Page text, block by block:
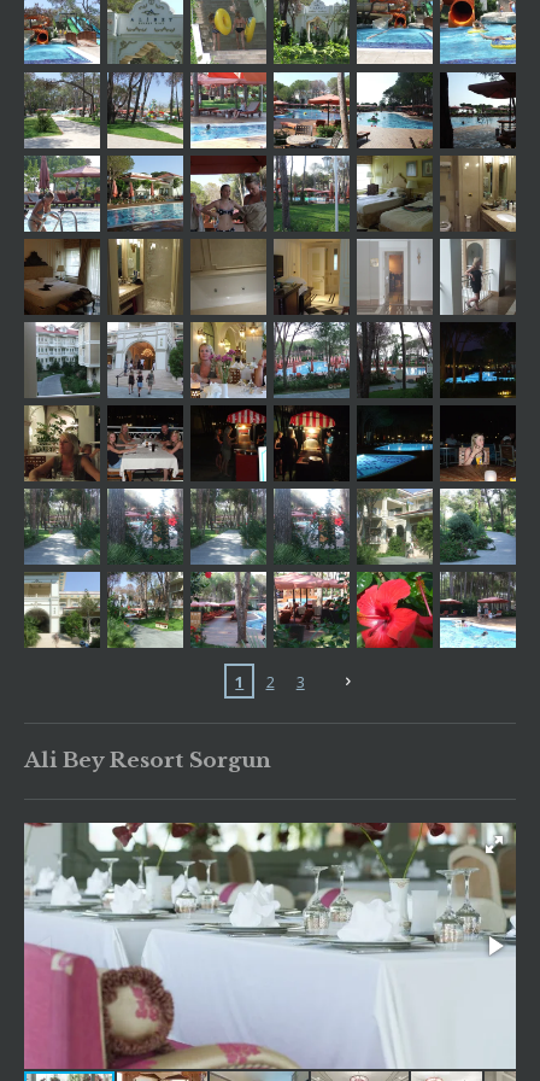
1 2 3
Ali Bey Resort Sorgun